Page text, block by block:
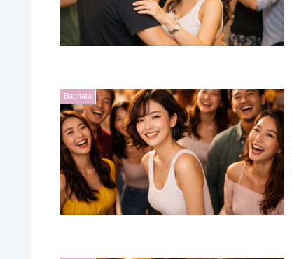
Bachata